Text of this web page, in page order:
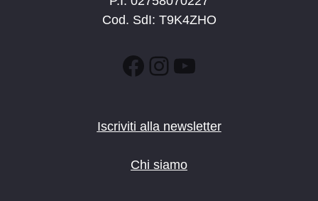
Cod. SdI: T9K4ZHO
Facebook
Instagram
YouTube
Iscriviti alla newsletter
Chi siamo